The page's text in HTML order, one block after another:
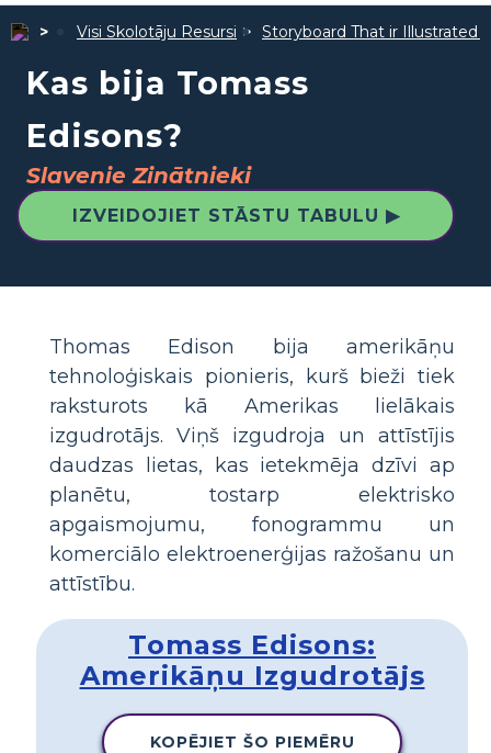
Visi Skolotāju Resursi Storyboard That ir Illustrated
Kas bija Tomass
Edisons?
Slavenie Zinātnieki
IZVEIDOJIET STĀSTU TABULU ▶
Thomas Edison bija amerikāņu
tehnoloģiskais pionieris, kurš bieži tiek
raksturots kā Amerikas lielākais
izgudrotājs. Viņš izgudroja un attīstījis
daudzas lietas, kas ietekmēja dzīvi ap
planētu, tostarp elektrisko
apgaismojumu, fonogrammu un
komerciālo elektroenerģijas ražošanu un
attīstību.
Tomass Edisons:
Amerikāņu Izgudrotājs
KOPĒJIET ŠO PIEMĒRU